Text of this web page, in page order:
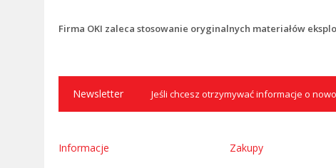
Firma OKI zaleca stosowanie oryginalnych materiałów
Newsletter Jeśli chcesz otrzymywać informacje o
Informacje Zakupy